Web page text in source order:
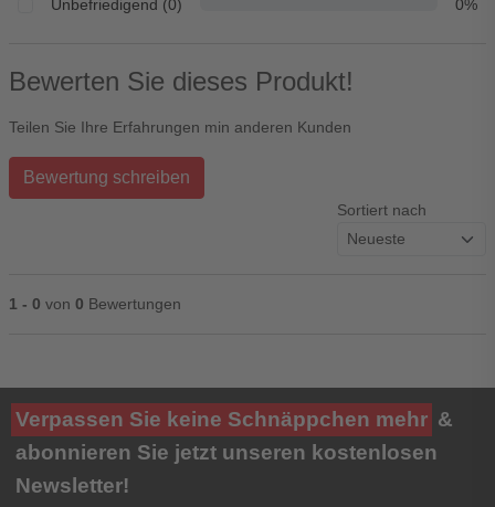
Unbefriedigend (0) 0%
Bewerten Sie dieses Produkt!
Teilen Sie Ihre Erfahrungen min anderen Kunden
Bewertung schreiben
Sortiert nach
1 - 0 von 0 Bewertungen
Ihre Bewertung**
★★★★★
Titel**
Verpassen Sie keine Schnäppchen mehr &
abonnieren Sie jetzt unseren kostenlosen
Newsletter!